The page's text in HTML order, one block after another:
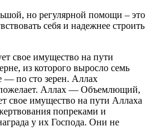
но регулярной помощи – это
себя и надежнее строить
свое имущество на пути
из которого выросло семь
— по сто зерен. Аллах
пожелает. Аллах — Объемлющий,
свое имущество на пути Аллаха
попреками и
у их Господа. Они не